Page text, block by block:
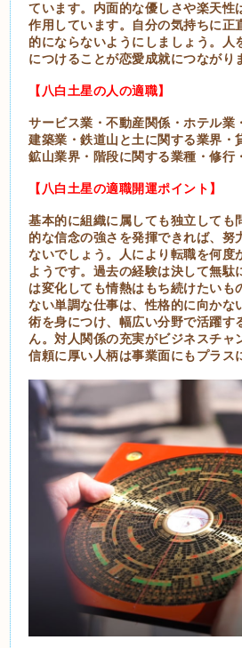
ています。内面的な優しさや楽天性
作用しています。自分の気持ちに正
的にならないようにしましょう。人
につけることが恋愛成就につながり
【八白土星の人の適職】
サービス業・不動産関係・ホテル業
建築業・鉄道山と土に関する業界・
鉱山業界・階段に関する業種・修行
【八白土星の適職開運ポイント】
基本的に組織に属しても独立しても
的な信念の強さを発揮できれば、努
ないでしょう。人により転職を何度
ようです。過去の経験は決して無駄
は変化しても情熱はもち続けたいも
ない単調な仕事は、性格的に向かな
術を身につけ、幅広い分野で活躍す
ん。対人関係の充実がビジネスチャ
信頼に厚い人柄は事業面にもプラス